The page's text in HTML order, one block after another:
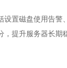
置磁盘使用告
，提升服务器长期